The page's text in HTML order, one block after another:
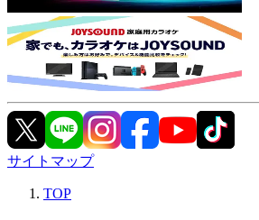
サイトマップ
TOP